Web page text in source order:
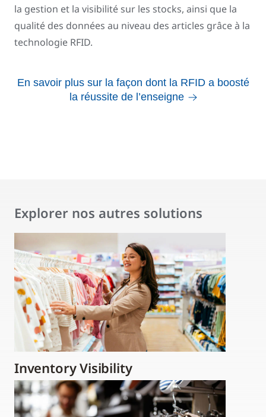
la gestion et la visibilité sur les stocks, ainsi que la
qualité des données au niveau des articles grâce à la
technologie RFID.
En savoir plus sur la façon dont la RFID a boosté
la réussite de l’enseigne
Explorer nos autres solutions
Inventory Visibility